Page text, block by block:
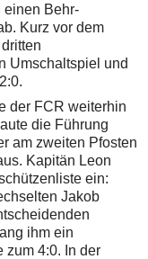
einen Behr-
Kurz vor dem
Umschaltspiel und
der FCR weiterhin
die Führung
am zweiten Pfosten
Kapitän Leon
ein:
Jakob
ihm ein
zum 4:0. In der